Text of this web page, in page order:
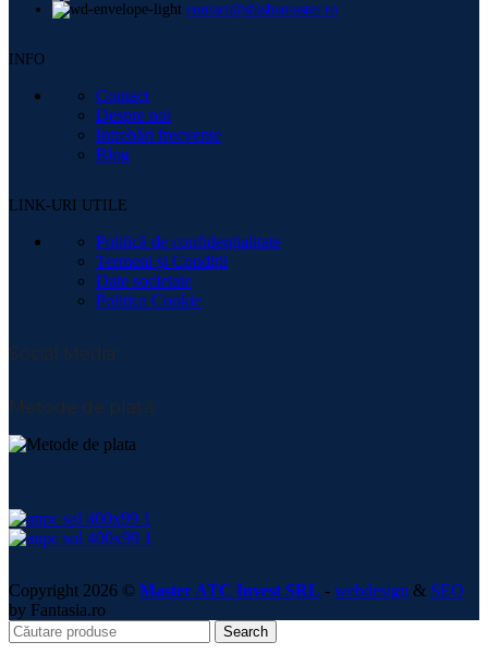
contact@shishamaster.ro
INFO
Contact
Despre noi
Intrebări frecvente
Blog
LINK-URI UTILE
Politică de confidențialitate
Termeni și Condiții
Date societate
Politica Cookie
Social Media:
Metode de plată:
Copyright 2026 © Master ATC Invest SRL - webdesign & SEO
by Fantasia.ro
Search